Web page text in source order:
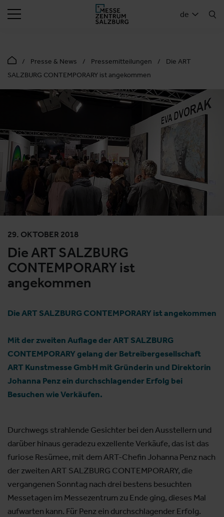
de
Presse & News Pressemitteilungen
Die ART
SALZBURG CONTEMPORARY ist angekommen
29. OKTOBER 2018
Die ART SALZBURG
CONTEMPORARY ist
angekommen
Die ART SALZBURG CONTEMPORARY ist angekommen
Mit der zweiten Auflage der ART SALZBURG
CONTEMPORARY gelang der Betreibergesellschaft
ART Kunstmesse GmbH mit Gründerin und Direktorin
Johanna Penz ein durchschlagender Erfolg bei
Besuchen wie Verkäufen.
Durchwegs strahlende Gesichter bei den Ausstellern und
darüber hinaus geradezu exzellente Verkäufe, das ist das
furiose Resümee, mit dem ART-Chefin Johanna Penz nach
der zweiten ART SALZBURG CONTEMPORARY, die
vergangenen Sonntag nach drei bestens besuchten
Messetagen im Messezentrum zu Ende ging, dieses Mal
aufwarten kann. Für Penz ein durchschlagender Erfolg.